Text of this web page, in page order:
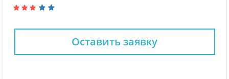
Оставить заявку